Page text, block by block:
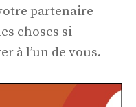
partenaire
choses si
à l’un de vous.